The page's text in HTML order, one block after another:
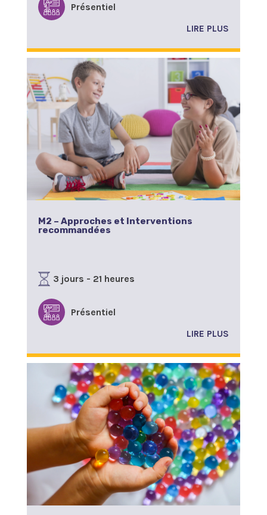
Présentiel
LIRE PLUS
M2 – Approches et Interventions
recommandées
3 jours - 21 heures
Présentiel
LIRE PLUS